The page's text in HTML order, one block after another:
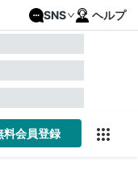
SNS ヘルプ
料会員登録